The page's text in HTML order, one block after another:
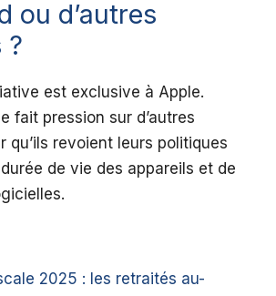
ou d’autres
?
est exclusive à Apple.
fait pression sur d’autres
qu’ils revoient leurs politiques
de vie des appareils et de
2025 : les retraités au-